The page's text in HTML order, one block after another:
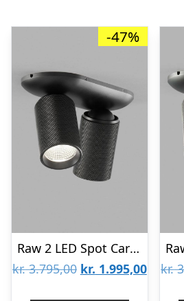
-47%
Raw 2 LED Spot Carbon Sort 3000k – Så længe lager haves -LIGHT-POINT
kr.3.795,00 Den
kr. 1.995,00Den
kr.